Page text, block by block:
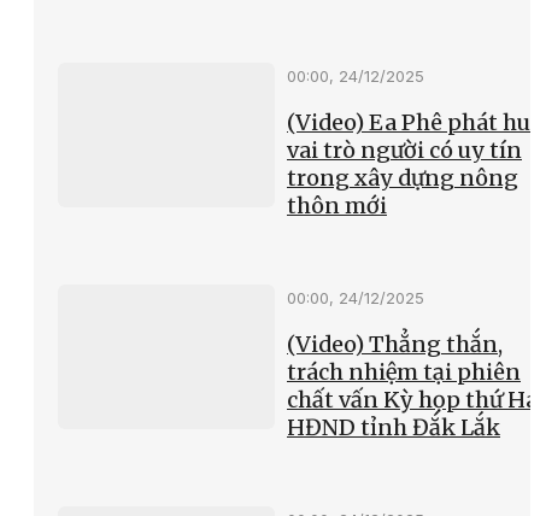
00:00, 24/12/2025
(Video) Ea Phê phát
vai trò người có uy tín
trong xây dựng nông
thôn mới
00:00, 24/12/2025
(Video) Thẳng thắn,
trách nhiệm tại phiên
chất vấn Kỳ họp thứ
HĐND tỉnh Đắk Lắk